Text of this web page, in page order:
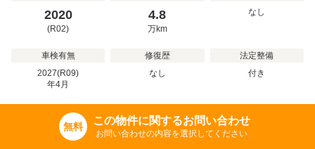
2020
(R02)
4.8
万km
なし
車検有無
2027(R09)
年4月
修復歴
なし
法定整備
付き
無料 この物件に関するお問い合わせ
お問い合わせの内容を選択してください